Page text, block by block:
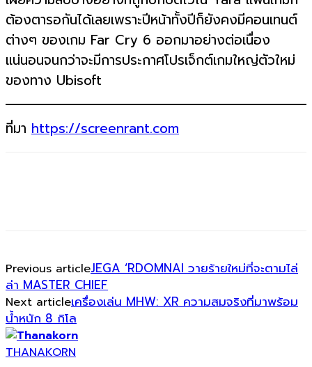
ต้องตารอกันได้เลยเพราะปีหน้าทั้งปีก็ยังคงมีคอนเทนต์
ต่างๆ ของเกม Far Cry 6 ออกมาอย่างต่อเนื่อง
แน่นอนจนกว่าจะมีการประกาศโปรเจ็กต์เกมใหญ่ตัวใหม่
ของทาง Ubisoft
ที่มา https://screenrant.com
Previous articleJEGA ‘RDOMNAI วายร้ายใหม่ที่จะตามไล่
ล่า MASTER CHIEF
Next articleเครื่องเล่น MHW: XR ความสมจริงที่มาพร้อม
น้ำหนัก 8 กิโล
THANAKORN